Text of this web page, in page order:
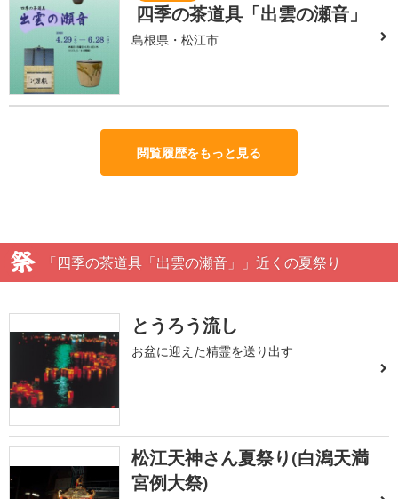
四季の茶道具「出雲の瀬音」
島根県・松江市
閲覧履歴をもっと見る
「四季の茶道具「出雲の瀬音」」近くの夏祭り
とうろう流し
お盆に迎えた精霊を送り出す
松江天神さん夏祭り(白潟天満
宮例大祭)